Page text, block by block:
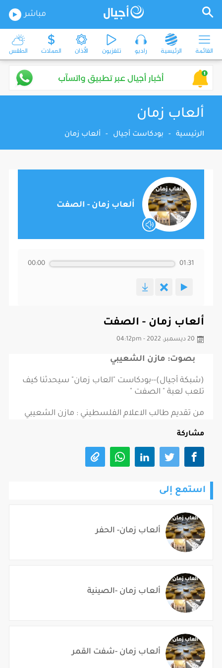
مباشر
القائمة الرئيسية راديو تلفزيون الأذان العملات الطقس
ألعاب زمان
الرئيسية - بودكاست أجيال - ألعاب زمان
ألعاب زمان - الصفت
00:00 01:31
ألعاب زمان - الصفت
20 ديسمبر، 2022 - 04:12pm
بصوت: مازن الشعيبي
(شبكة أجيال)--بودكاست "العاب زمان" سيحدثنا كيف
تلعب لعبة " الصفت "
من تقديم طالب الاعلام الفلسطيني : مازن الشعيبي
مشاركة
استمع إلى
ألعاب زمان- الحفر
ألعاب زمان -الصينية
ألعاب زمان -شفت القمر